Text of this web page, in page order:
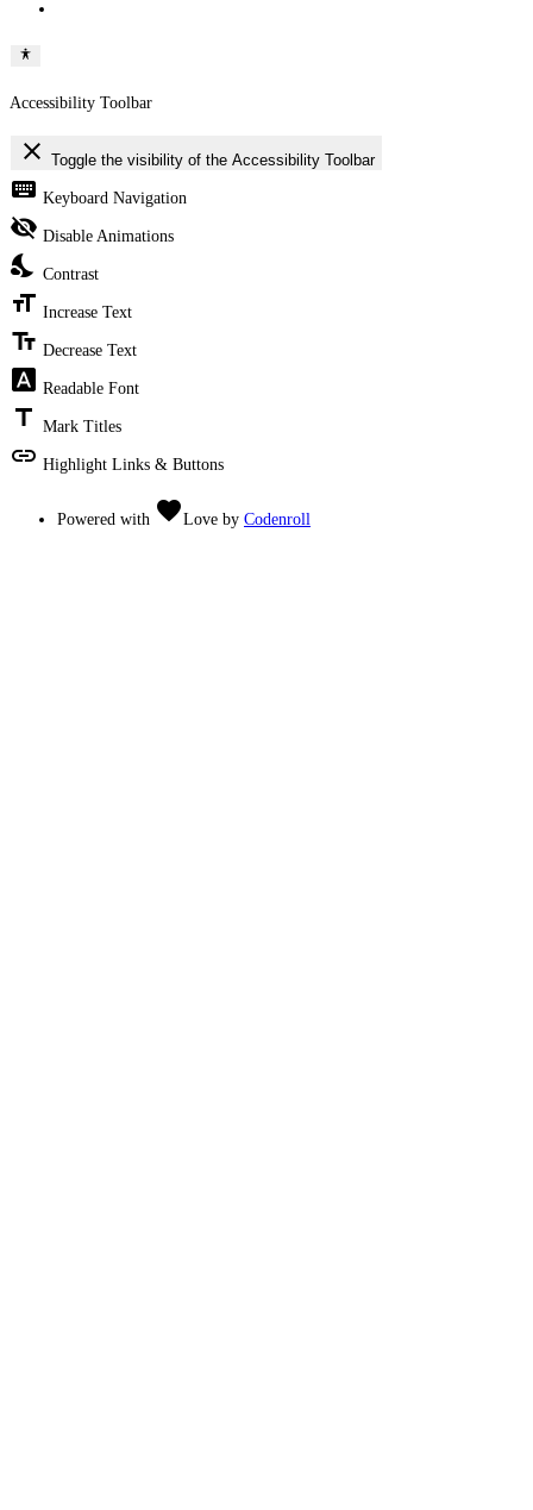
Accessibility Toolbar
close Toggle the visibility of the Accessibility Toolbar
keyboard Keyboard Navigation
visibility_off Disable Animations
nights_stay Contrast
format_size Increase Text
text_fields Decrease Text
font_download Readable Font
title Mark Titles
link Highlight Links & Buttons
Powered with favoriteLove by Codenroll